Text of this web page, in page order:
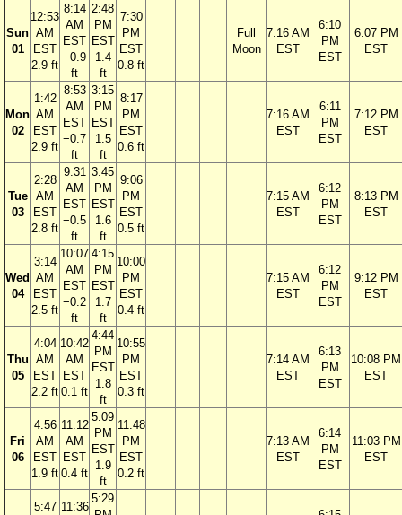
Sun
01
12:53
AM
EST
2.9 ft
8:14
AM
EST
−0.9
ft
2:48
PM
EST
1.4
ft
7:30
PM
EST
0.8 ft
Full
Moon
7:16 AM
EST
6:10
PM
EST
6:07 PM
EST
Mon
02
1:42
AM
EST
2.9 ft
8:53
AM
EST
−0.7
ft
3:15
PM
EST
1.5
ft
8:17
PM
EST
0.6 ft
7:16 AM
EST
6:11
PM
EST
7:12 PM
EST
Tue
03
2:28
AM
EST
2.8 ft
9:31
AM
EST
−0.5
ft
3:45
PM
EST
1.6
ft
9:06
PM
EST
0.5 ft
7:15 AM
EST
6:12
PM
EST
8:13 PM
EST
Wed
04
3:14
AM
EST
2.5 ft
10:07
AM
EST
−0.2
ft
4:15
PM
EST
1.7
ft
10:00
PM
EST
0.4 ft
7:15 AM
EST
6:12
PM
EST
9:12 PM
EST
Thu
05
4:04
AM
EST
2.2 ft
10:42
AM
EST
0.1 ft
4:44
PM
EST
1.8
ft
10:55
PM
EST
0.3 ft
7:14 AM
EST
6:13
PM
EST
10:08 PM
EST
Fri
06
4:56
AM
EST
1.9 ft
11:12
AM
EST
0.4 ft
5:09
PM
EST
1.9
ft
11:48
PM
EST
0.2 ft
7:13 AM
EST
6:14
PM
EST
11:03 PM
EST
5:47 11:36
5:29